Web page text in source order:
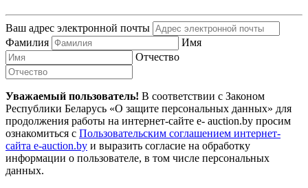
Ваш адрес электронной почты
Фамилия
Имя
Отчество
Уважаемый пользователь! В соответствии с Законом
Республики Беларусь «О защите персональных данных» для
продолжения работы на интернет-сайте e- auction.by просим
ознакомиться с Пользовательским соглашением интернет-
сайта e-auction.by и выразить согласие на обработку
информации о пользователе, в том числе персональных
данных.